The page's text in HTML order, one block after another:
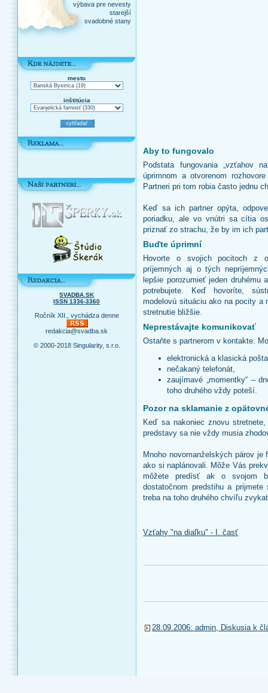
výbava pre nevesty
starejší
svadobné stany
mesto
inštitúcia
SVADBA.SK
ISSN 1336-3360
Ročník XII., vychádza denne
redakcia@svadba.sk
© 2000-2018 Singularity, s.r.o.
Aby to fungovalo
Podstata fungovania „vzťahov
úprimnom a otvorenom
Partneri pri tom robia často jednu
Keď sa ich partner opýta,
poriadku, ale vo vnútri sa cítia
priznať zo strachu, že by im ich
Buďte úprimní
Hovorte o svojich pocitoch z
príjemných aj o tých
lepšie porozumieť jeden
potrebujete. Keď hovoríte,
modelovú situáciu ako na pocity a
stretnutie bližšie.
Neprestávajte komunikovať
Ostaňte s partnerom v kontakte.
elektronická a klasická
nečakaný telefonát,
zaujímavé „momentky“ –
toho druhého vždy poteší.
Pozor na sklamanie z
Keď sa nakoniec znovu
predstavy sa nie vždy musia
Mnoho novomanželských párov
ako si naplánovali. Môže Vás
môžete predísť ak o svojom
dostatočnom predstihu a
treba na toho druhého chvíľu
Vzťahy "na diaľku" - I. časť
28.09.2006: admin, Diskusia k